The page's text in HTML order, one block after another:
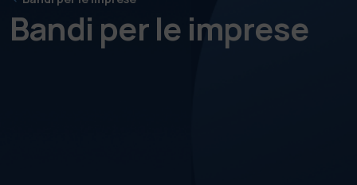
Bandi per le imprese